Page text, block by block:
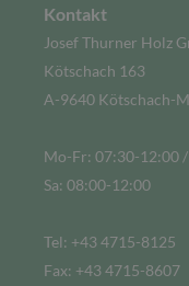
Kontakt
Josef Thurner Holz
Kötschach 163
A-9640 Kötschach-
Mo-Fr: 07:30-12:00
Sa: 08:00-12:00
Tel: +43 4715-8125
Fax: +43 4715-8607